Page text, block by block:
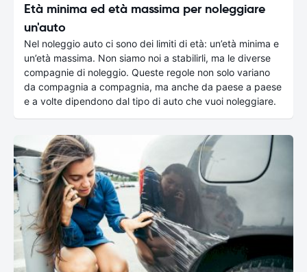
Età minima ed età massima per noleggiare
un'auto
Nel noleggio auto ci sono dei limiti di età: un’età minima e
un’età massima. Non siamo noi a stabilirli, ma le diverse
compagnie di noleggio. Queste regole non solo variano
da compagnia a compagnia, ma anche da paese a paese
e a volte dipendono dal tipo di auto che vuoi noleggiare.